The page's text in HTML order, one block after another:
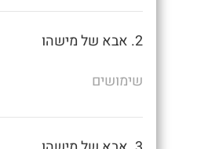
2. אבא של מישהו
שימושים